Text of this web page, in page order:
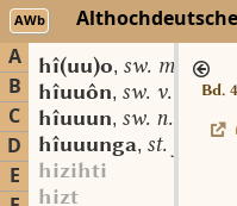
AWb
A
B
C
D
E
hî(uu)o, sw. m.
hîuuôn, sw. v.
hîuuun, sw. n. pl.
hîuuunga, st. f.
hizihti
hizt
Bd.